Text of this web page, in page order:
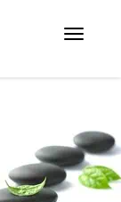
Avaa
valikko